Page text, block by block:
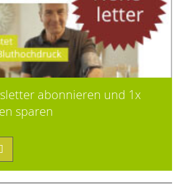
abonnieren und 1x
sparen